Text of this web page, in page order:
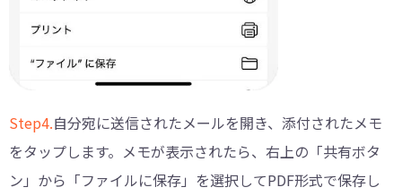
Step4.自分宛に送信されたメールを開き、添付されたメモ
をタップします。メモが表示されたら、右上の「共有ボタ
ン」から「ファイルに保存」を選択してPDF形式で保存し